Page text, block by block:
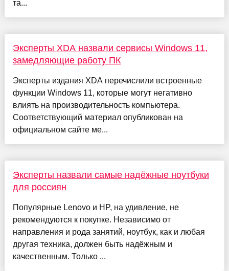
та...
Эксперты XDA назвали сервисы Windows 11,
замедляющие работу ПК
Эксперты издания XDA перечислили встроенные
функции Windows 11, которые могут негативно
влиять на производительность компьютера.
Соответствующий материал опубликован на
официальном сайте ме...
Эксперты назвали самые надёжные ноутбуки
для россиян
Популярные Lenovo и HP, на удивление, не
рекомендуются к покупке. Независимо от
направления и рода занятий, ноутбук, как и любая
другая техника, должен быть надёжным и
качественным. Только ...